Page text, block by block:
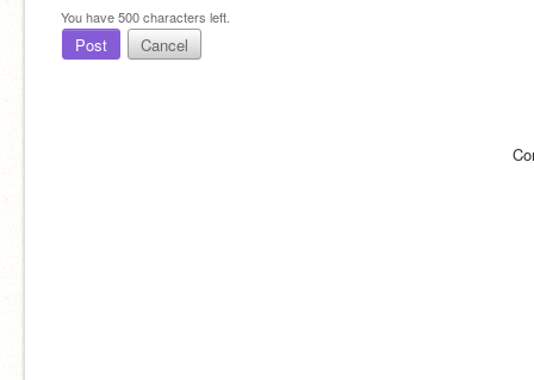
You have500characters left.
Post Cancel